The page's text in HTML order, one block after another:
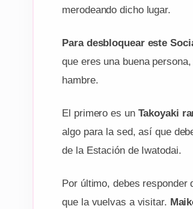
merodeando dicho lugar.
Para desbloquear este
que eres una buena
hambre.
El primero es unTakoyaki
algo para la sed, así que
de la Estación de Iwatodai.
Por último, debes
que la vuelvas a visitar.